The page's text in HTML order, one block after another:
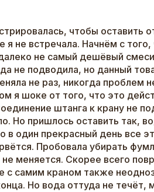
чтобы оставить
я не встречала. Начнём с того,
не самый дешёвый
не подводила, но данный
не раз, никогда проблем
я шоке от того, что это
штанга к крану не
Но пришлось оставить так,
в один прекрасный день все
Пробовала убирать
не меняется. Скорее всего
с самим краном также
Но вода оттуда не течёт,